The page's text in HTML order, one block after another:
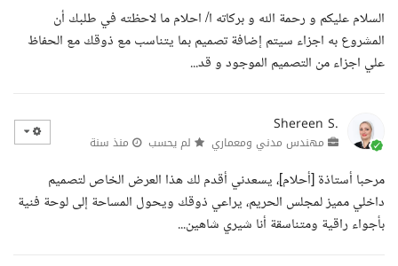
السلام عليكم و رحمة الله و بركاته ا/ احلام ما لاحظته في طلبك أن
المشروع به اجزاء سيتم إضافة تصميم بما يتناسب مع ذوقك مع الحفاظ
علي اجزاء من التصميم الموجود و قد...
Shereen S.
مهندس مدني ومعماري لم يحسب منذ سنة
مرحبا أستاذة [أحلام]، يسعدني أقدم لك هذا العرض الخاص لتصميم
داخلي مميز لمجلس الحريم، يراعي ذوقك ويحول المساحة إلى لوحة فنية
بأجواء راقية ومتناسقة أنا شيري شاهين...